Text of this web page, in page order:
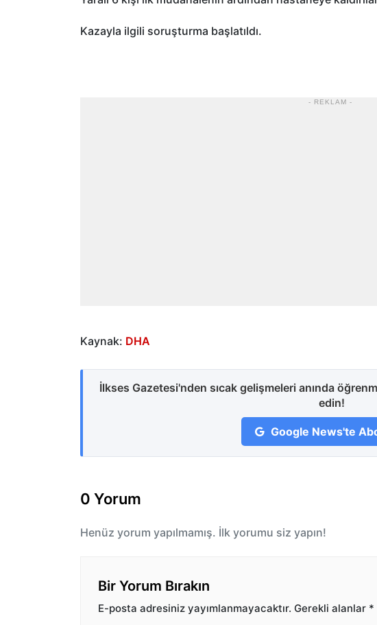
Kazayla ilgili soruşturma başlatıldı.
- REKLAM -
Kaynak: DHA
İlkses Gazetesi'nden sıcak gelişmeleri anında
edin!
Google News'te
0 Yorum
Henüz yorum yapılmamış. İlk yorumu siz yapın!
Bir Yorum Bırakın
E-posta adresiniz yayımlanmayacaktır. Gerekli alanlar *